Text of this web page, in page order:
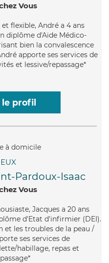
Vous
flexible, André a 4 ans
diplôme d'Aide Médico-
bien la convalescence
apporte ses services de
et lessive/repassage*
profil
Pardoux-Isaac
Vous
Jacques a 20 ans
d'Etat d'infirmier (DEI).
et les troubles de la peau /
ses services de
habillage, repas et